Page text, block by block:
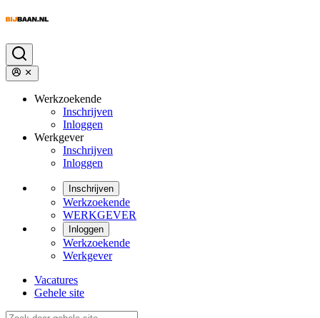
Werkzoekende
Inschrijven
Inloggen
Werkgever
Inschrijven
Inloggen
Inschrijven
Werkzoekende
WERKGEVER
Inloggen
Werkzoekende
Werkgever
Vacatures
Gehele site